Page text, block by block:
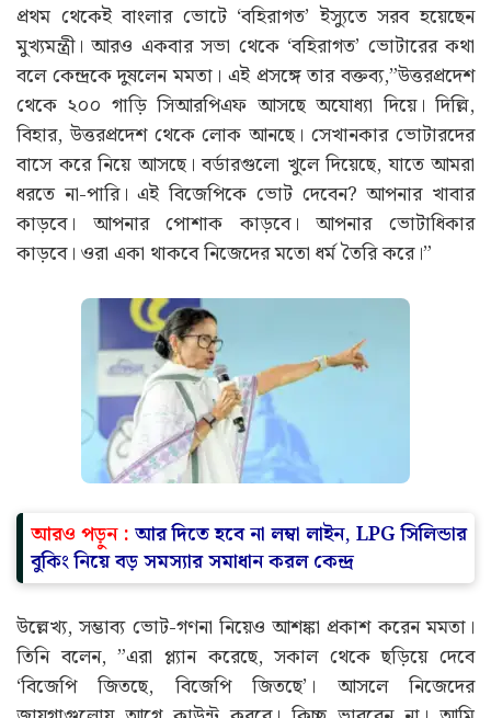
প্রথম থেকেই বাংলার ভোটে ‘বহিরাগত’ ইস্যুতে সরব হয়েছেন
মুখ্যমন্ত্রী। আরও একবার সভা থেকে ‘বহিরাগত’ ভোটারের কথা
বলে কেন্দ্রকে দুষলেন মমতা। এই প্রসঙ্গে তার বক্তব্য,”উত্তরপ্রদেশ
থেকে ২০০ গাড়ি সিআরপিএফ আসছে অযোধ্যা দিয়ে। দিল্লি,
বিহার, উত্তরপ্রদেশ থেকে লোক আনছে। সেখানকার ভোটারদের
বাসে করে নিয়ে আসছে। বর্ডারগুলো খুলে দিয়েছে, যাতে আমরা
ধরতে না-পারি। এই বিজেপিকে ভোট দেবেন? আপনার খাবার
কাড়বে। আপনার পোশাক কাড়বে। আপনার ভোটাধিকার
কাড়বে। ওরা একা থাকবে নিজেদের মতো ধর্ম তৈরি করে।”
আরও পড়ুন : আর দিতে হবে না লম্বা লাইন, LPG সিলিন্ডার
বুকিং নিয়ে বড় সমস্যার সমাধান করল কেন্দ্র
উল্লেখ্য, সম্ভাব্য ভোট-গণনা নিয়েও আশঙ্কা প্রকাশ করেন মমতা।
তিনি বলেন, ”এরা প্ল্যান করেছে, সকাল থেকে ছড়িয়ে দেবে
‘বিজেপি জিতছে, বিজেপি জিতছে’। আসলে নিজেদের